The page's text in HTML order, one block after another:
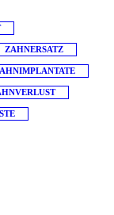
ZAHNERSATZ